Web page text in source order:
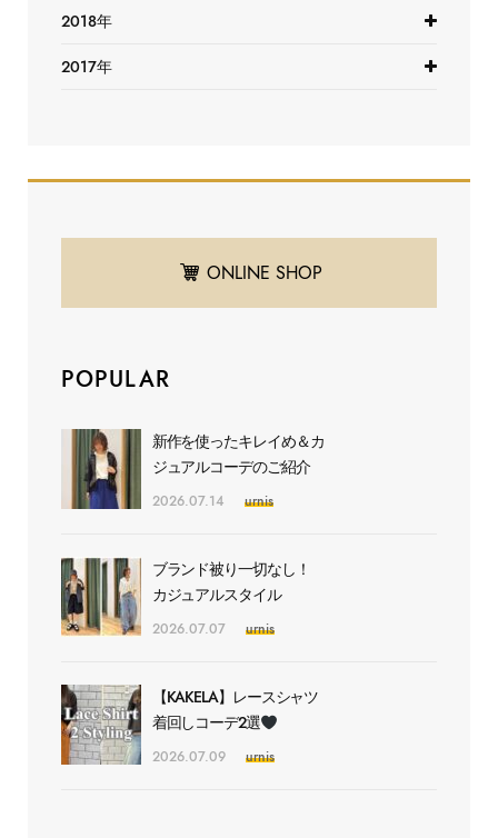
2018年
2017年
ONLINE SHOP
POPULAR
新作を使ったキレイめ＆カ
ジュアルコーデのご紹介
2026.07.14 urnis
ブランド被り一切なし！
カジュアルスタイル
2026.07.07 urnis
【KAKELA】レースシャツ
着回しコーデ2選
2026.07.09 urnis